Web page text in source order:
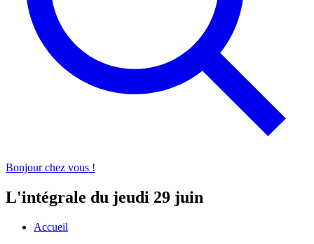
Bonjour chez vous !
L'intégrale du jeudi 29 juin
Accueil